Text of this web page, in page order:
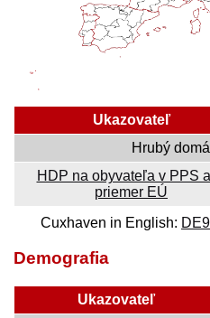
Ukazovateľ
Hrubý
HDP na obyvateľa v PPS
priemer EÚ
Cuxhaven in English:
Demografia
Ukazovateľ